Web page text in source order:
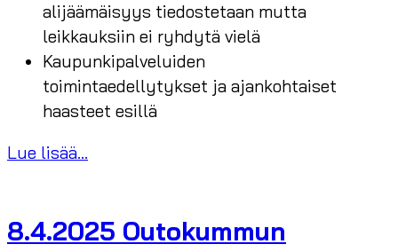
alijäämäisyys tiedostetaan mutta
leikkauksiin ei ryhdytä vielä
Kaupunkipalveluiden
toimintaedellytykset ja ajankohtaiset
haasteet esillä
Lue lisää...
8.4.2025 Outokummun